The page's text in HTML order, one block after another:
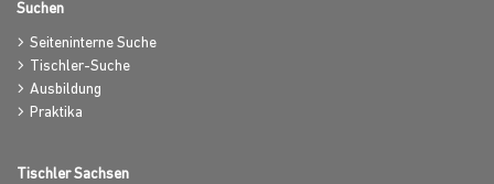
Suchen
Seiteninterne Suche
Tischler-Suche
Ausbildung
Praktika
Tischler Sachsen